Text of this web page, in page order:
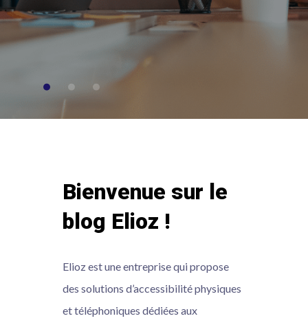
Bienvenue sur le
blog Elioz !
Elioz est une entreprise qui propose
des solutions d’accessibilité physiques
et téléphoniques dédiées aux